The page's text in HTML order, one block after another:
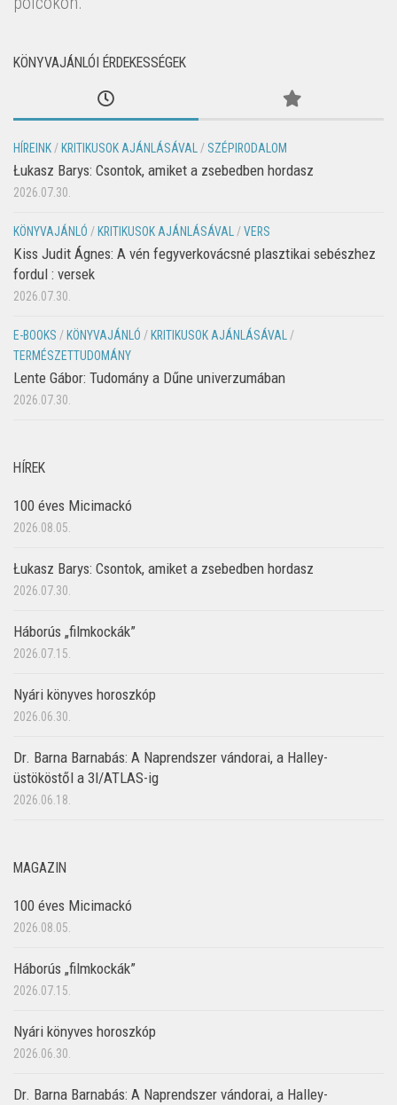
KÖNYVAJÁNLÓI ÉRDEKESSÉGEK
HÍREINK/ KRITIKUSOK AJÁNLÁSÁVAL/ SZÉPIRODALOM
Łukasz Barys: Csontok, amiket a zsebedben hordasz
2026.07.30.
KÖNYVAJÁNLÓ / KRITIKUSOK AJÁNLÁSÁVAL/VERS
Kiss Judit Ágnes: A vén fegyverkovácsné plasztikai sebészhez
fordul : versek
2026.07.30.
E-BOOKS / KÖNYVAJÁNLÓ / KRITIKUSOK AJÁNLÁSÁVAL/
TERMÉSZETTUDOMÁNY
Lente Gábor: Tudomány a Dűne univerzumában
2026.07.30.
HÍREK
100 éves Micimackó
2026.08.05.
Łukasz Barys: Csontok, amiket a zsebedben hordasz
2026.07.30.
Háborús „filmkockák”
2026.07.15.
Nyári könyves horoszkóp
2026.06.30.
Dr. Barna Barnabás: A Naprendszer vándorai, a Halley-
üstököstől a 3I/ATLAS-ig
2026.06.18.
MAGAZIN
100 éves Micimackó
2026.08.05.
Háborús „filmkockák”
2026.07.15.
Nyári könyves horoszkóp
2026.06.30.
Dr. Barna Barnabás: A Naprendszer vándorai, a Halley-